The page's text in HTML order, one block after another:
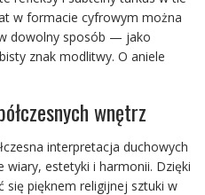
w formacie cyfrowym można
dowolny sposób — jako
znak modlitwy. O aniele
wnętrz
interpretacja duchowych
estetyki i harmonii. Dzięki
pięknem religijnej sztuki w